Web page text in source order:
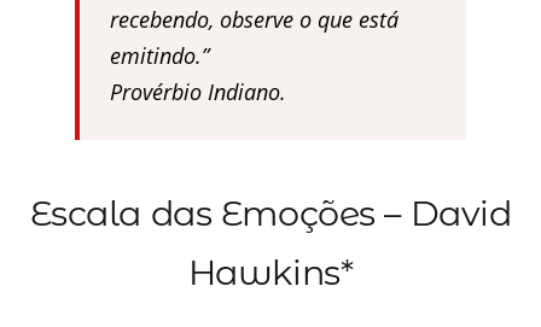
recebendo, observe o que está
emitindo.”
Provérbio Indiano.
Escala das Emoções – David
Hawkins*